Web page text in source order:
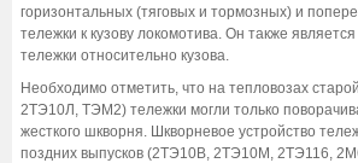
горизонтальных (тяговых и тормозных) и
тележки к кузову локомотива. Он также
тележки относительно кузова.
Необходимо отметить, что на тепловозах
2ТЭ10Л, ТЭМ2) тележки могли только
жесткого шкворня. Шкворневое устройство
поздних выпусков (2ТЭ10В, 2ТЭ10М, 2ТЭ116,